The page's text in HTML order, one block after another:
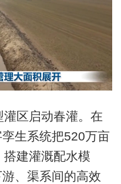
区启动春灌。在
生系统把520万亩
建灌溉配水模
、渠系间的高效